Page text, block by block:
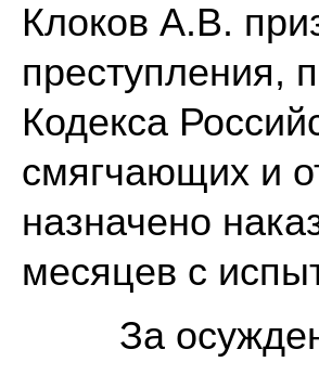
Клоков А.В.
преступления,
Кодекса
смягчающих и
назначено
месяцев с
За